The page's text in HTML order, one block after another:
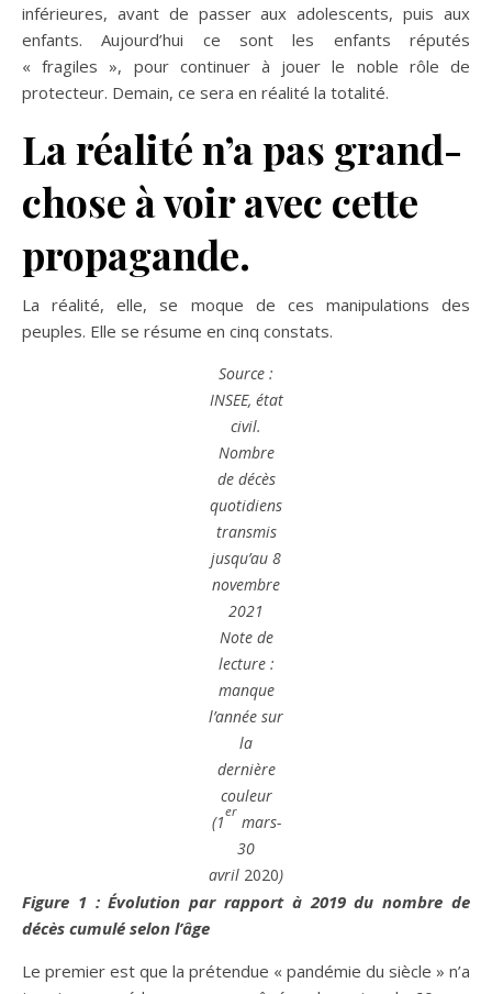
inférieures, avant de passer aux adolescents, puis aux
enfants. Aujourd’hui ce sont les enfants réputés
« fragiles », pour continuer à jouer le noble rôle de
protecteur. Demain, ce sera en réalité la totalité.
La réalité n’a pas grand-
chose à voir avec cette
propagande.
La réalité, elle, se moque de ces manipulations des
peuples. Elle se résume en cinq constats.
Source :
INSEE, état
civil.
Nombre
de décès
quotidiens
transmis
jusqu’au 8
novembre
2021
Note de
lecture :
manque
l’année sur
la
dernière
couleur
(1
er
mars-
30
avril 2020)
Figure 1 : Évolution par rapport à 2019 du nombre de
décès cumulé selon l’âge
Le premier est que la prétendue « pandémie du siècle » n’a